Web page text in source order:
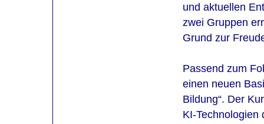
und aktuellen
zwei Gruppen
Grund zur
Passend zum
einen neuen
Bildung“. Der
KI-Technologien